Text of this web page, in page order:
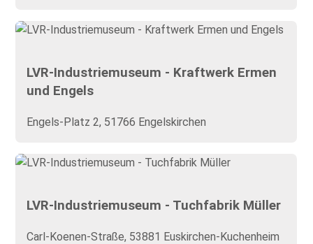
LVR-Industriemuseum - Kraftwerk Ermen
und Engels
Engels-Platz 2, 51766 Engelskirchen
LVR-Industriemuseum - Tuchfabrik Müller
Carl-Koenen-Straße, 53881 Euskirchen-Kuchenheim